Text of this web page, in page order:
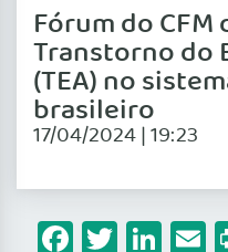
Fórum do
Transtorno do
(TEA) no
brasileiro
17/04/2024 | 19:23
Facebook
Twitter